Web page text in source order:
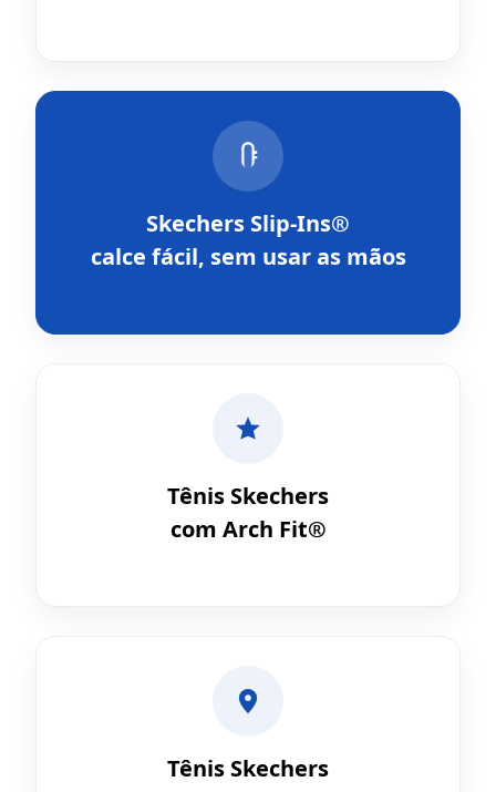
Skechers Slip-Ins®
calce fácil, sem usar as mãos
Tênis Skechers
com Arch Fit®
Tênis Skechers